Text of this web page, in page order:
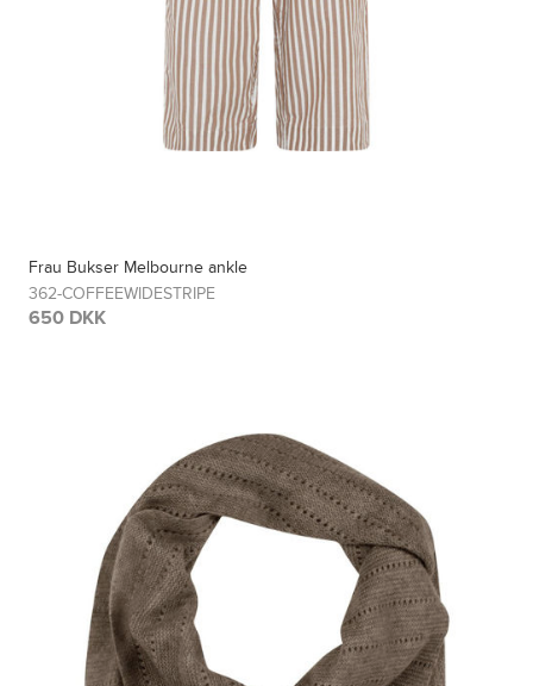
Frau Bukser Melbourne ankle
362-COFFEEWIDESTRIPE
650 DKK